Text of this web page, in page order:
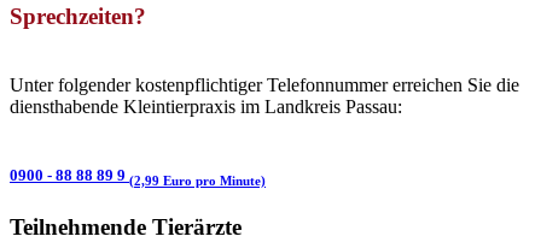
Sprechzeiten?
Unter folgender kostenpflichtiger Telefonnummer erreichen Sie die
diensthabende Kleintierpraxis im Landkreis Passau:
0900 - 88 88 89 9 (2,99 Euro pro Minute)
Teilnehmende Tierärzte